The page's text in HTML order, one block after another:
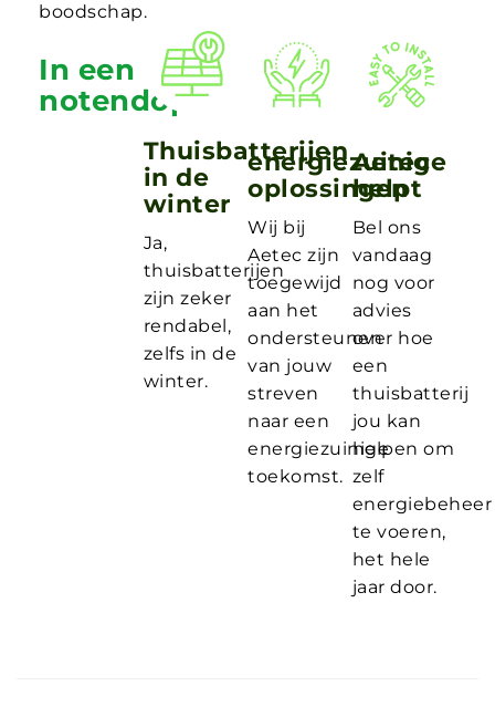
boodschap.
In een
notendop
Thuisbatterijen
in de
winter
Ja,
thuisbatterijen
zijn zeker
rendabel,
zelfs in de
winter.
energiezuinige
oplossingen
Wij bij
Aetec zijn
toegewijd
aan het
ondersteunen
van jouw
streven
naar een
energiezuinige
toekomst.
Aetec
helpt
Bel ons
vandaag
nog voor
advies
over hoe
een
thuisbatterij
jou kan
helpen om
zelf
energiebeheer
te voeren,
het hele
jaar door.